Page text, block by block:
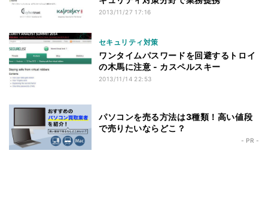
2013/11/27 17:16
セキュリティ対策
ワンタイムパスワードを回避するトロイ
の木馬に注意 - カスペルスキー
2013/11/14 22:53
パソコンを売る方法は3種類！高い値段
で売りたいならどこ？
- PR -